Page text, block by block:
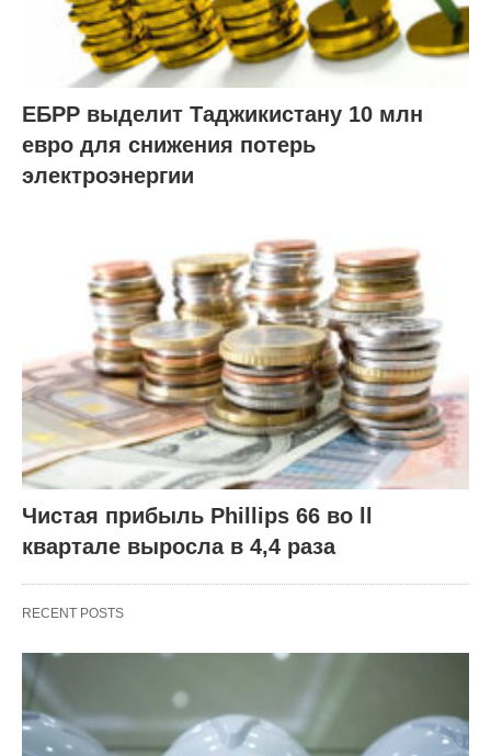
ЕБРР выделит Таджикистану 10 млн
евро для снижения потерь
электроэнергии
Чистая прибыль Phillips 66 во ll
квартале выросла в 4,4 раза
RECENT POSTS